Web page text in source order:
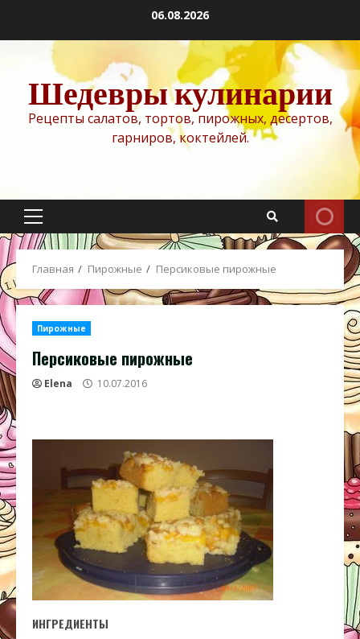
содержимому
06.08.2026
Шедевры кулинарии
Рецепты салатов, тортов, пирожных, десертов,
гарниров, коктейлей.
Основное
меню
Главная Пирожные Персиковые пирожные
Пирожные
Персиковые пирожные
Elena 10.07.2016
ИНГРЕДИЕНТЫ